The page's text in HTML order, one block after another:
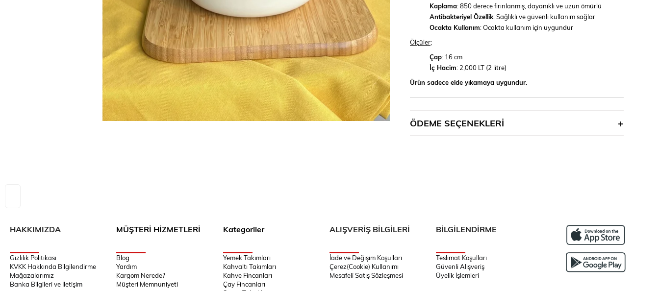
Kaplama: 850 derece fırınlanmış, dayanıklı ve uzun ömürlü
Antibakteriyel Özellik: Sağlıklı ve güvenli kullanım sağlar
Ocakta Kullanım: Ocakta kullanım için uygundur
Ölçüler;
Çap: 16 cm
İç Hacim: 2,000 LT (2 litre)
Ürün sadece elde yıkamaya uygundur.
ÖDEME SEÇENEKLERI
HAKKIMIZDA
Gizlilik Politikası
KVKK Hakkında Bilgilendirme
Mağazalarımız
Banka Bilgileri ve İletişim
MÜŞTERİ HİZMETLERİ
Blog
Yardım
Kargom Nerede?
Müşteri Memnuniyeti
Kategoriler
Yemek Takımları
Kahvaltı Takımları
Kahve Fincanları
Çay Fincanları
ALIŞVERİŞ BİLGİLERİ
İade ve Değişim Koşulları
Çerez(Cookie) Kullanımı
Mesafeli Satış Sözleşmesi
BİLGİLENDİRME
Teslimat Koşulları
Güvenli Alışveriş
Üyelik İşlemleri